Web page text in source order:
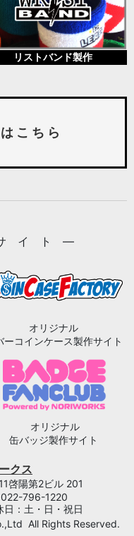
リストバンド製作
こ ち ら
イ ト ―
オリジナル
ーコインケース製作サイト
オリジナル
缶バッジ製作サイト
クス
啓陽第2ビル 201
796-1220
：土・日・祝日
All Rights Reserved.